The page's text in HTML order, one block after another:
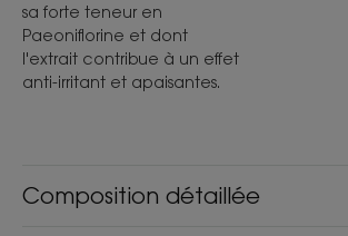
Composition détaillée
sa forte teneur en
Paeoniflorine et dont
l'extrait contribue à un effet
anti-irritant et apaisantes.